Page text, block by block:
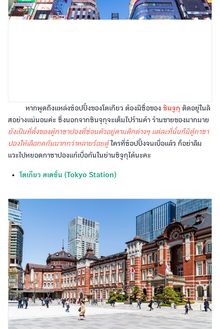
หากพูดถึงแหล่งช้อปปิ้งของโตเกียว ต้องมีชื่อของ ชินจูกุ ติดอยู่ในลิ
สอย่างแน่นอนค่ะ ซึ่งนอกจากชินจุกุจะเต็มไปร้านค้า ร้านขายของมากมาย
ยังเป็นที่ตั้งของตู้กาชาปองที่ซ่อนตัวอยู่ตามตึกต่างๆ แต่ละที่นั้นก็มีตู้กาชา
ปองให้เลือกดกันมากกว่าหลายร้อยตู้ใครที่ช้อปปิ้งจนเบื่อแล้ว ก็อย่าลืม
แวะไปหยอดกาชาปองแก้เบื่อกันในย่านชิจูกุได้นะคะ
โตเกียว สเตชั่น (Tokyo Station)